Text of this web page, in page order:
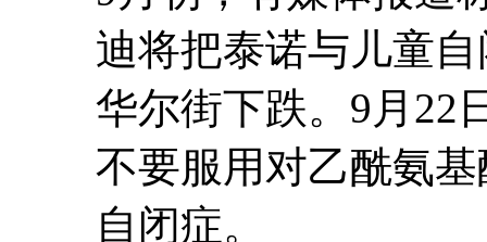
迪将把泰诺与儿童
华尔街下跌。9月22
不要服用对乙酰氨
自闭症。